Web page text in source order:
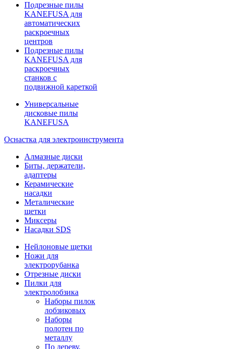
Подрезные пилы
KANEFUSA для
автоматических
раскроечных
центров
Подрезные пилы
KANEFUSA для
раскроечных
станков с
подвижной кареткой
Универсальные
дисковые пилы
KANEFUSA
Оснастка для электроинструмента
Алмазные диски
Биты, держатели,
адаптеры
Керамические
насадки
Металические
щетки
Миксеры
Насадки SDS
Нейлоновые щетки
Ножи для
электрорубанка
Отрезные диски
Пилки для
электролобзика
Наборы пилок
лобзиковых
Наборы
полотен по
металлу
По дереву,